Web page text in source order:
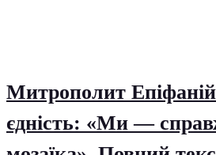
Митрополит
єдність: «Ми —